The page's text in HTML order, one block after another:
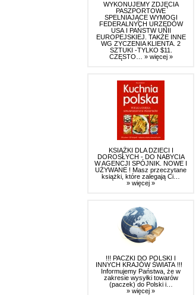
WYKONUJEMY ZDJĘCIA
PASZPORTOWE
SPELNIAJĄCE WYMOGI
FEDERALNYCH URZĘDÓW
USA I PAŃSTW UNII
EUROPEJSKIEJ. TAKŻE INNE
WG ZYCZENIA KLIENTA. 2
SZTUKI -TYLKO $11.
CZĘSTO… » więcej »
KSIĄŻKI DLA DZIECI I
DOROSŁYCH - DO NABYCIA
W AGENCJI SPÓJNIK. NOWE I
UŻYWANE ! Masz przeczytane
książki, które zalegają Ci…
» więcej »
!!! PACZKI DO POLSKI I
INNYCH KRAJÓW ŚWIATA !!!
Informujemy Państwa, że w
zakresie wysyłki towarów
(paczek) do Polski i…
» więcej »